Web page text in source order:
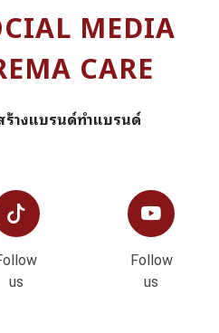
MEDIA
CARE
ร้างแบรนด์ทำแบรนด์
us
Follow
us